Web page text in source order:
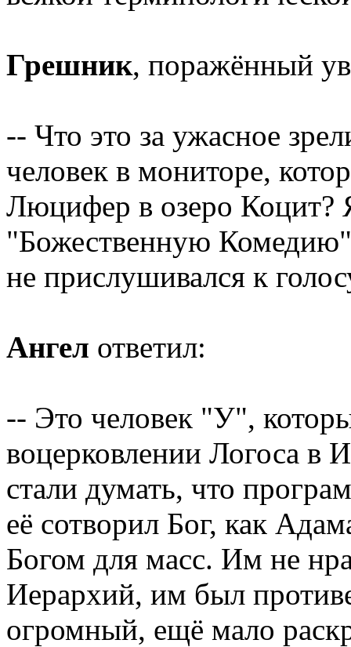
Грешник, поражённый
-- Что это за ужасное
человек в мониторе,
Люцифер в озеро Коцит?
"Божественную
не прислушивался к
Ангел ответил:
-- Это человек "У",
воцерковлении Логоса
стали думать, что
её сотворил Бог, как
Богом для масс. Им не
Иерархий, им был
огромный, ещё мало